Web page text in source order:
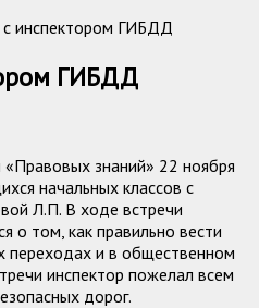
с инспектором ГИБДД
ГИБДД
знаний» 22 ноября
начальных классов с
Л.П. В ходе встречи
о том, как правильно вести
переходах и в общественном
инспектор пожелал всем
дорог.